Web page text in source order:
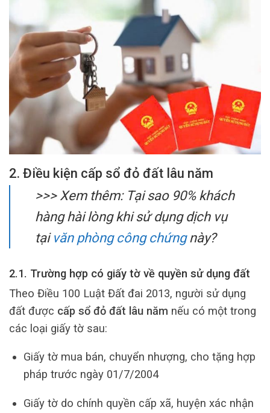
2. Điều kiện cấp sổ đỏ đất lâu năm
>>> Xem thêm: Tại sao 90% khách
hàng hài lòng khi sử dụng dịch vụ
tại văn phòng công chứngnày?
2.1. Trường hợp có giấy tờ về quyền sử dụng đất
Theo Điều 100 Luật Đất đai 2013, người sử dụng
đất được cấp sổ đỏ đất lâu năm nếu có một trong
các loại giấy tờ sau:
Giấy tờ mua bán, chuyển nhượng, cho tặng hợp
pháp trước ngày 01/7/2004
Giấy tờ do chính quyền cấp xã, huyện xác nhận